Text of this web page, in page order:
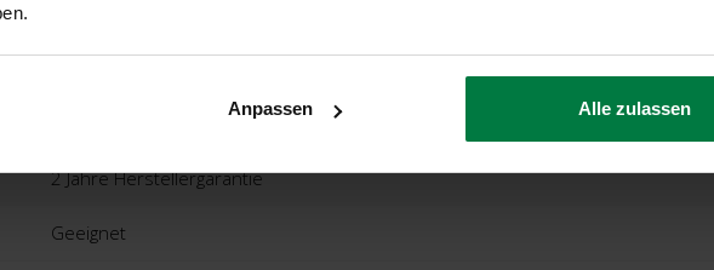
Anpassen Alle zulassen
2 Jahre Herstellergarantie
Geeignet